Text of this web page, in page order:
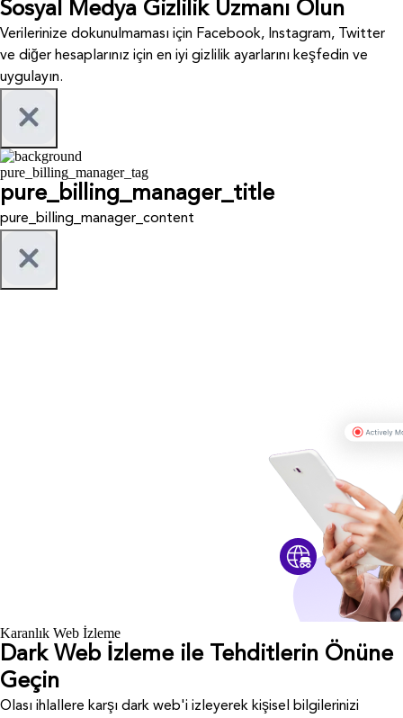
Sosyal Medya Gizlilik Uzmanı Olun
Verilerinize dokunulmaması için Facebook, Instagram, Twitter
ve diğer hesaplarınız için en iyi gizlilik ayarlarını keşfedin ve
uygulayın.
pure_billing_manager_tag
pure_billing_manager_title
pure_billing_manager_content
Karanlık Web İzleme
Dark Web İzleme ile Tehditlerin Önüne
Geçin
Olası ihlallere karşı dark web'i izleyerek kişisel bilgilerinizi